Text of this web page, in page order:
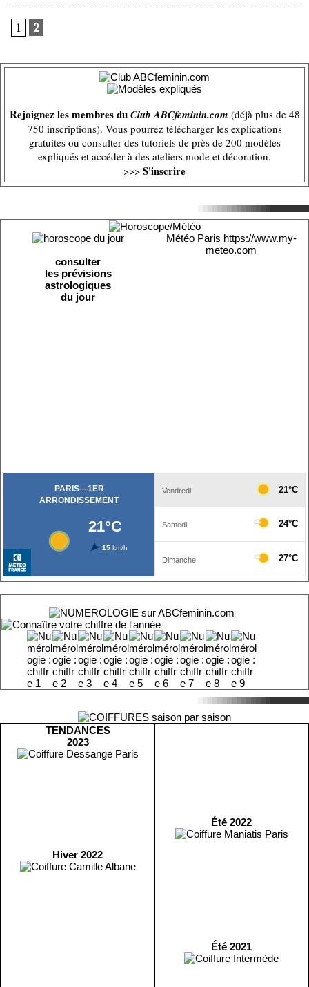
1 2
Rejoignez les membres duClub ABCfeminin.com (déjà plus de 48
750 inscriptions). Vous pourrez télécharger les explications
gratuites ou consulter des tutoriels de près de 200 modèles
expliqués et accéder à des ateliers mode et décoration.
>>> S'inscrire
consulter
les prévisions
astrologiques
du jour
Météo Paris https://www.my-
meteo.com
TENDANCES
2023
Hiver 2022
Été 2022
Été 2021